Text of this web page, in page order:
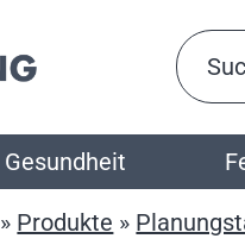
Gesundheit
» Produkte »